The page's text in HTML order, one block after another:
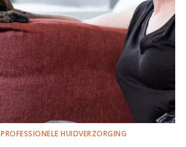
PROFESSIONELE HUIDVERZORGING